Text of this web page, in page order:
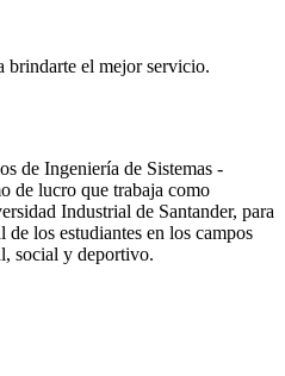
brindarte el mejor servicio.
de Ingeniería de Sistemas -
de lucro que trabaja como
Industrial de Santander, para
los estudiantes en los campos
social y deportivo.